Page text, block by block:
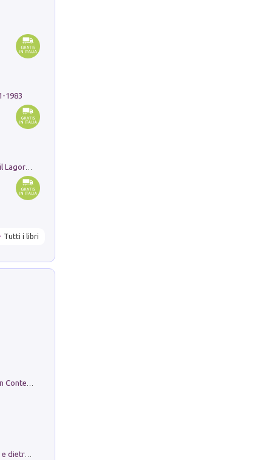
1983
Tutti i libri
in alto! Livello A1. Con CD-Audio. Con Contenuto digitale per accesso on line